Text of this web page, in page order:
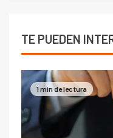
TE PUEDEN
1 min de lectura